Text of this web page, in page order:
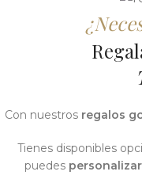
Con nuestros regalos
Tienes disponibles
puedes